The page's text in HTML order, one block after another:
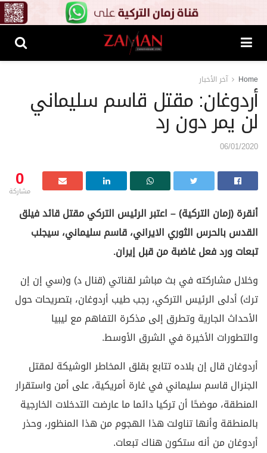
Home آخر الأخبار
أردوغان: مقتل قاسم سليماني
لن يمر دون رد
06/01/2020
0
مشاركة
أنقرة (زمان التركية) – اعتبر الرئيس التركي مقتل قائد فيلق
القدس بالحرس الثوري الايراني، قاسم سليماني، سيجلب
تبعات ورد فعل غاضبة من قبل إيران.
وخلال مشاركته في بث مباشر لقناتي (قنال د) و(سي إن إن
ترك) أدلى الرئيس التركي، رجب طيب أردوغان، بتصريحات حول
الأحداث الجارية وتطرق إلى مذكرة التفاهم مع ليبيا
والتطورات الأخيرة في الشرق الأوسط.
أردوغان قال إن بلاده تتابع بقلق المخاطر الوشيكة لمقتل
الجنرال قاسم سليماني في غارة أمريكية، على أمن واستقرار
المنطقة، موضحًا أن تركيا دائما ما عارضت التدخلات الخارجية
بالمنطقة وأنها تناولت هذا الهجوم من هذا المنظور، وحذر
أردوغان من أنه ستكون هناك تبعات.